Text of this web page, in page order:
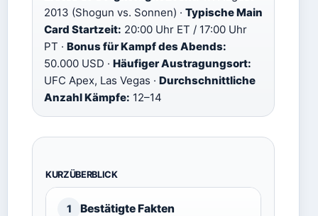
2013 (Shogun vs. Sonnen) · Typische Main
Card Startzeit: 20:00 Uhr ET / 17:00 Uhr
PT · Bonus für Kampf des Abends:
50.000 USD · Häufiger Austragungsort:
UFC Apex, Las Vegas · Durchschnittliche
Anzahl Kämpfe: 12–14
KURZÜBERBLICK
1 Bestätigte Fakten